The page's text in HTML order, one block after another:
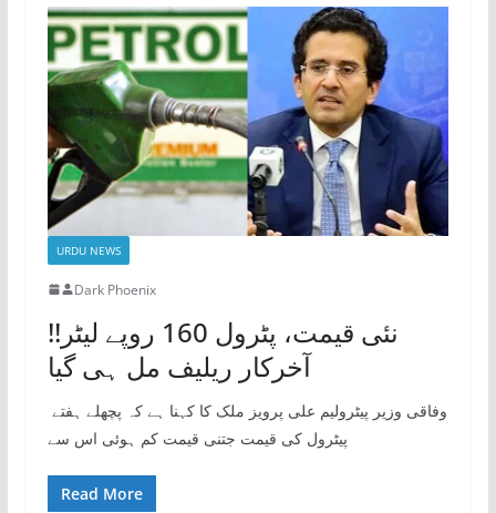
URDU NEWS
Dark Phoenix
نئی قیمت، پٹرول 160 روپے لیٹر!!
آخرکار ریلیف مل ہی گیا
پیٹرول کی قیمت جتنی قیمت کم ہوئی اس سے
Read More